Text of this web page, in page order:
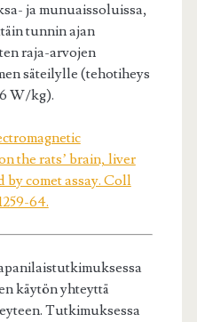
ja munuaissoluissa,
tunnin ajan
raja-arvojen
säteilylle (tehotiheys
W/kg).
the rats’ brain, liver
by comet assay. Coll
64.
käytön yhteyttä
Tutkimuksessa